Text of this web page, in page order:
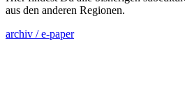
aus den anderen Regionen.
archiv / e-paper